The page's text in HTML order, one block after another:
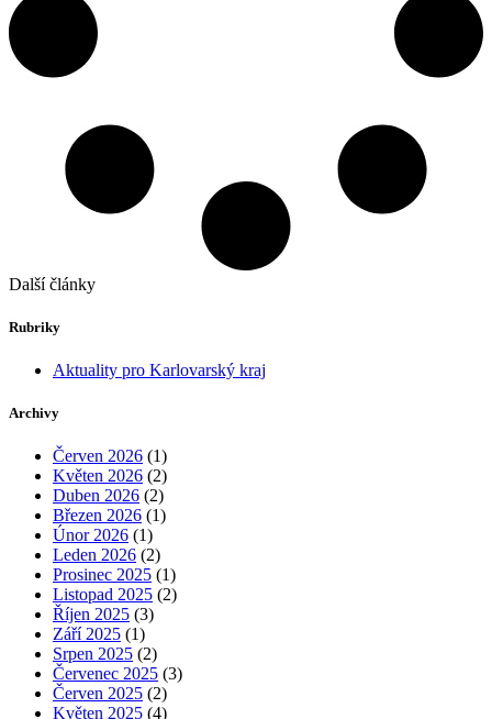
Další články
Rubriky
Aktuality pro Karlovarský kraj
Archivy
Červen 2026 (1)
Květen 2026 (2)
Duben 2026 (2)
Březen 2026 (1)
Únor 2026 (1)
Leden 2026 (2)
Prosinec 2025 (1)
Listopad 2025 (2)
Říjen 2025 (3)
Září 2025 (1)
Srpen 2025 (2)
Červenec 2025 (3)
Červen 2025 (2)
Květen 2025 (4)